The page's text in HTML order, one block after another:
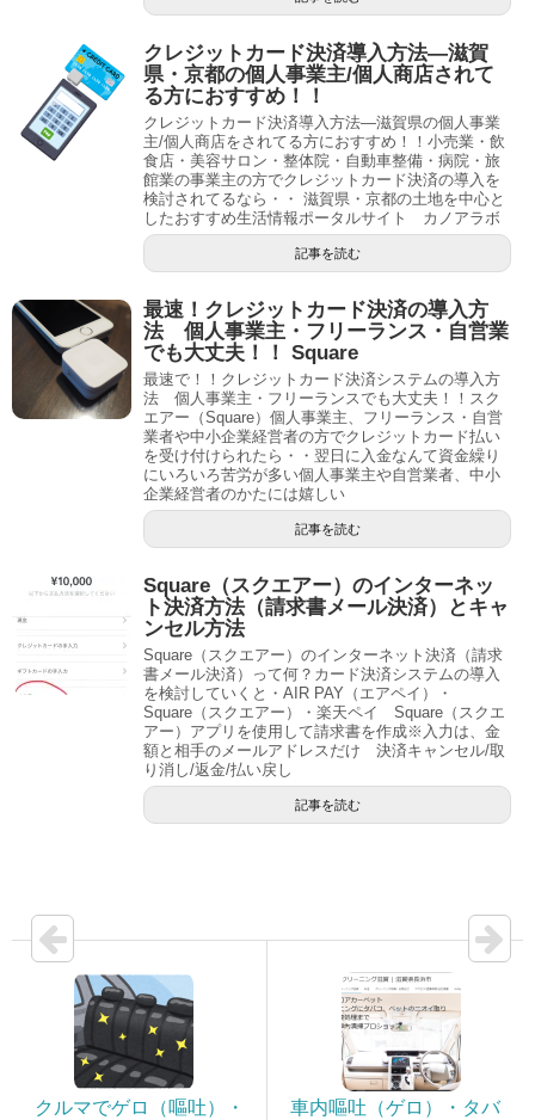
クレジットカード決済導入方法―滋賀
県・京都の個人事業主/個人商店されて
る方におすすめ！！
クレジットカード決済導入方法―滋賀県の個人事業
主/個人商店をされてる方におすすめ！！小売業・飲
食店・美容サロン・整体院・自動車整備・病院・旅
館業の事業主の方でクレジットカード決済の導入を
検討されてるなら・・ 滋賀県・京都の土地を中心と
したおすすめ生活情報ポータルサイト カノアラボ
記事を読む
最速！クレジットカード決済の導入方
法 個人事業主・フリーランス・自営業
でも大丈夫！！ Square
最速で！！クレジットカード決済システムの導入方
法 個人事業主・フリーランスでも大丈夫！！スク
エアー（Square）個人事業主、フリーランス・自営
業者や中小企業経営者の方でクレジットカード払い
を受け付けられたら・・翌日に入金なんて資金繰り
にいろいろ苦労が多い個人事業主や自営業者、中小
企業経営者のかたには嬉しい
記事を読む
Square（スクエアー）のインターネッ
ト決済方法（請求書メール決済）とキャ
ンセル方法
Square（スクエアー）のインターネット決済（請求
書メール決済）って何？カード決済システムの導入
を検討していくと・AIR PAY（エアペイ）・
Square（スクエアー）・楽天ペイ Square（スクエ
アー）アプリを使用して請求書を作成※入力は、金
額と相手のメールアドレスだけ 決済キャンセル/取
り消し/返金/払い戻し
記事を読む
クルマでゲロ（嘔吐）・
車内嘔吐（ゲロ）・タバ